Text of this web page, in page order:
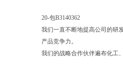
20-包B3140362
我们一直不断地提高公司的研
产品竞争力。
我们的战略合作伙伴遍布化工